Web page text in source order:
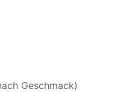
Geschmack)